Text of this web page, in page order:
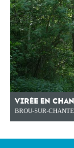
VIRÉE EN
BROU-SUR-